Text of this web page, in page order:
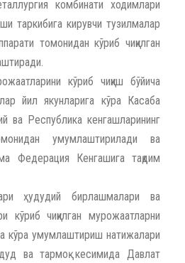
комбинати ходимлари
таркибига кирувчи тузилмалар
томонидан кўриб чиқилган
кўриб чиқиш бўйича
йил якунларига кўра Касаба
ва Республика кенгашларининг
умумлаштирилади ва
Федерация Кенгашига тақдим
ҳудудий бирлашмалари ва
кўриб чиқилган мурожаатларни
кўра умумлаштириш натижалари
ва тармоқ кесимида Давлат